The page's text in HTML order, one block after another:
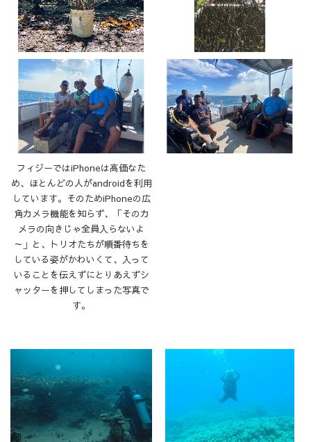
フィジーではiPhoneは高価なた
め、ほとんどの人がandroidを利用
しています。そのためiPhoneの広
角カメラ機能を知らず、「そのカ
メラの向きじゃ全員入らないよ
～」と、トリオたちが順番待ちを
している姿がかわいくて、入って
いることを伝えずにとりあえずシ
ャッターを押してしまった写真で
す。